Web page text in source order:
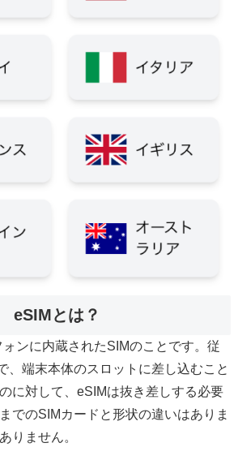
eSIMとは？
ンに内蔵されたSIMのことです。従
、端末本体のスロットに差し込むこと
に対して、eSIMは抜き差しする必要
でのSIMカードと形状の違いはありま
りません。